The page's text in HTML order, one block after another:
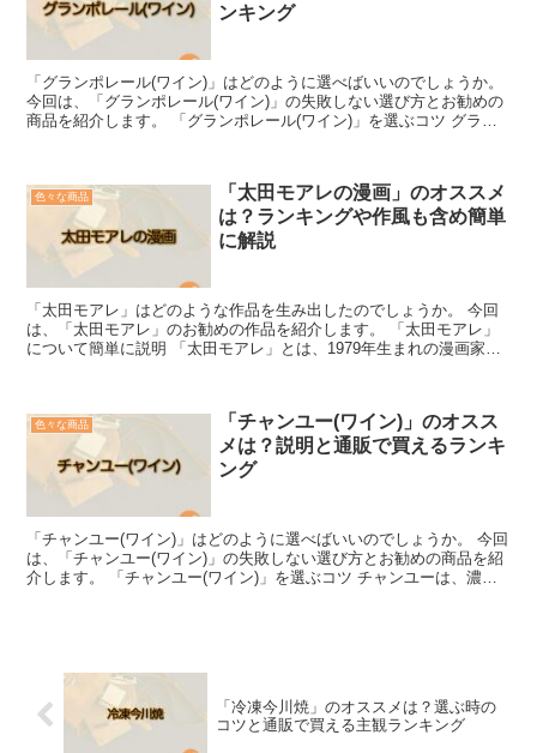
ンキング
「グランポレール(ワイン)」はどのように選べばいいのでしょうか。
今回は、「グランポレール(ワイン)」の失敗しない選び方とお勧めの
商品を紹介します。 「グランポレール(ワイン)」を選ぶコツ グラン
色々な商品
「太田モアレの漫画」のオススメ
は？ランキングや作風も含め簡単
に解説
「太田モアレ」はどのような作品を生み出したのでしょうか。 今回
は、「太田モアレ」のお勧めの作品を紹介します。 「太田モアレ」
について簡単に説明 「太田モアレ」とは、1979年生まれの漫画家で
色々な商品
「チャンユー(ワイン)」のオスス
メは？説明と通販で買えるランキ
ング
「チャンユー(ワイン)」はどのように選べばいいのでしょうか。 今回
は、「チャンユー(ワイン)」の失敗しない選び方とお勧めの商品を紹
介します。 「チャンユー(ワイン)」を選ぶコツ チャンユーは、濃厚
「冷凍今川焼」のオススメは？選ぶ時の
コツと通販で買える主観ランキング